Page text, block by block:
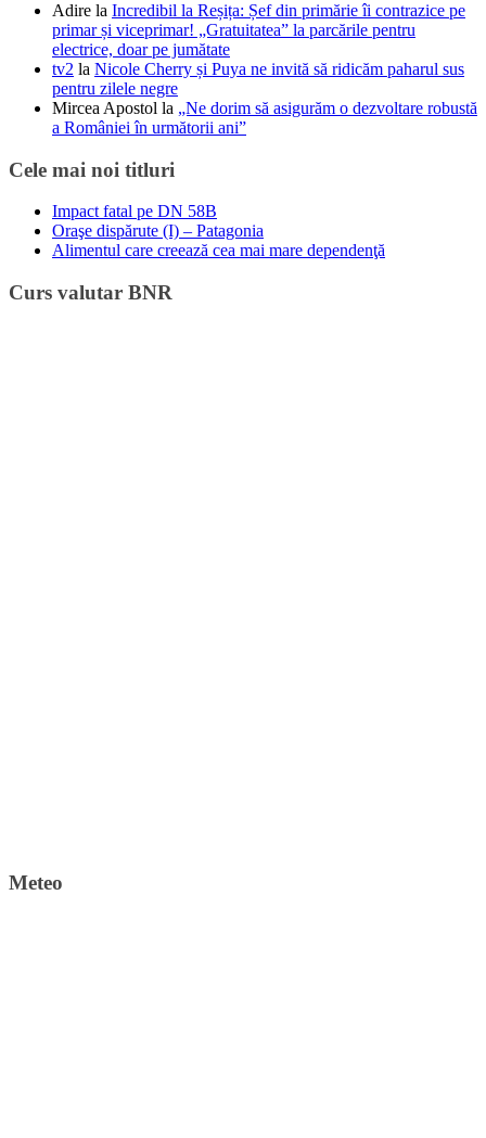
Adire la Incredibil la Reșița: Șef din primărie îi contrazice pe
primar și viceprimar! „Gratuitatea” la parcările pentru
electrice, doar pe jumătate
tv2 la Nicole Cherry și Puya ne invită să ridicăm paharul sus
pentru zilele negre
Mircea Apostol la „Ne dorim să asigurăm o dezvoltare robustă
a României în următorii ani”
Cele mai noi titluri
Impact fatal pe DN 58B
Oraşe dispărute (I) – Patagonia
Alimentul care creează cea mai mare dependenţă
Curs valutar BNR
Meteo